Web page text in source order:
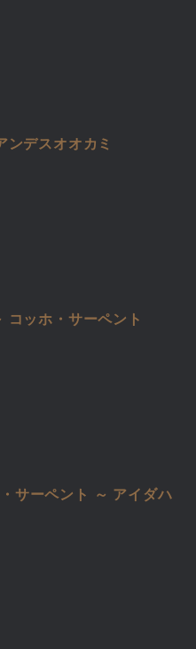
ンデスオオカミ
コッホ・サーペント
サーペント ～ アイダハ